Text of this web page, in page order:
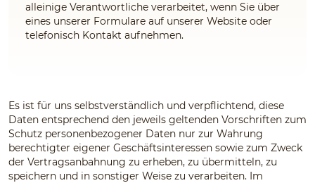
alleinige Verantwortliche verarbeitet, wenn Sie über
eines unserer Formulare auf unserer Website oder
telefonisch Kontakt aufnehmen.
Es ist für uns selbstverständlich und verpflichtend, diese
Daten entsprechend den jeweils geltenden Vorschriften zum
Schutz personenbezogener Daten nur zur Wahrung
berechtigter eigener Geschäftsinteressen sowie zum Zweck
der Vertragsanbahnung zu erheben, zu übermitteln, zu
speichern und in sonstiger Weise zu verarbeiten. Im